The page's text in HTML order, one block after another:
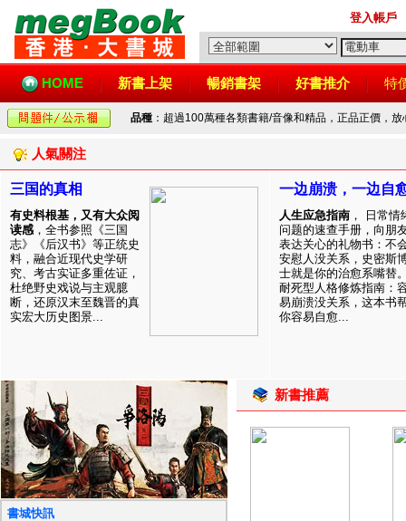
登入帳戶
HOME 新書上架 暢銷書架 好書推介 特
品種 ：超過100萬種各類書籍/音像和精品，正品正價，
人氣關注
三国的真相
有史料根基，又有大众阅
读感 ，全书参照《三国
志》《后汉书》等正统史
料，融合近现代史学研
究、考古实证多重佐证，
杜绝野史戏说与主观臆
断，还原汉末至魏晋的真
实宏大历史图景...
一边崩溃，一边自
人生应急指南 ， 日常情
问题的速查手册，向朋
表达关心的礼物书：不
安慰人没关系，史密斯
士就是你的治愈系嘴替
耐死型人格修炼指南：
易崩溃没关系，这本书
你容易自愈...
書城快訊
新書推薦